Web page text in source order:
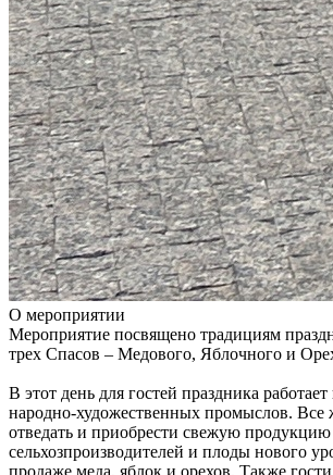
О мероприятии
Мероприятие посвящено традициям
трех Спасов – Медового, Яблочного и
В этот день для гостей праздника
народно-художественных промыслов.
отведать и приобрести свежую продукцию
сельхозпроизводителей и плоды нового
продаже меда, яблок и орехов. Также